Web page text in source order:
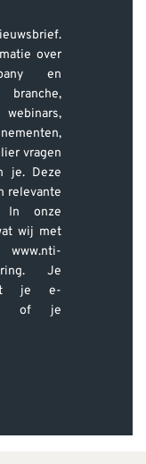
over
en
vragen
je. Deze
relevante
In onze
wij met
Je
je e-
of je